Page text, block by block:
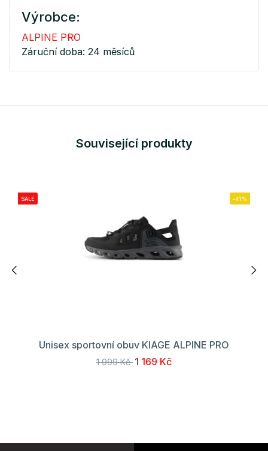
Výrobce:
ALPINE PRO
Záruční doba: 24 měsíců
Související produkty
SALE -41%
Unisex sportovní obuv KIAGE ALPINE PRO
1 999 Kč 1 169 Kč